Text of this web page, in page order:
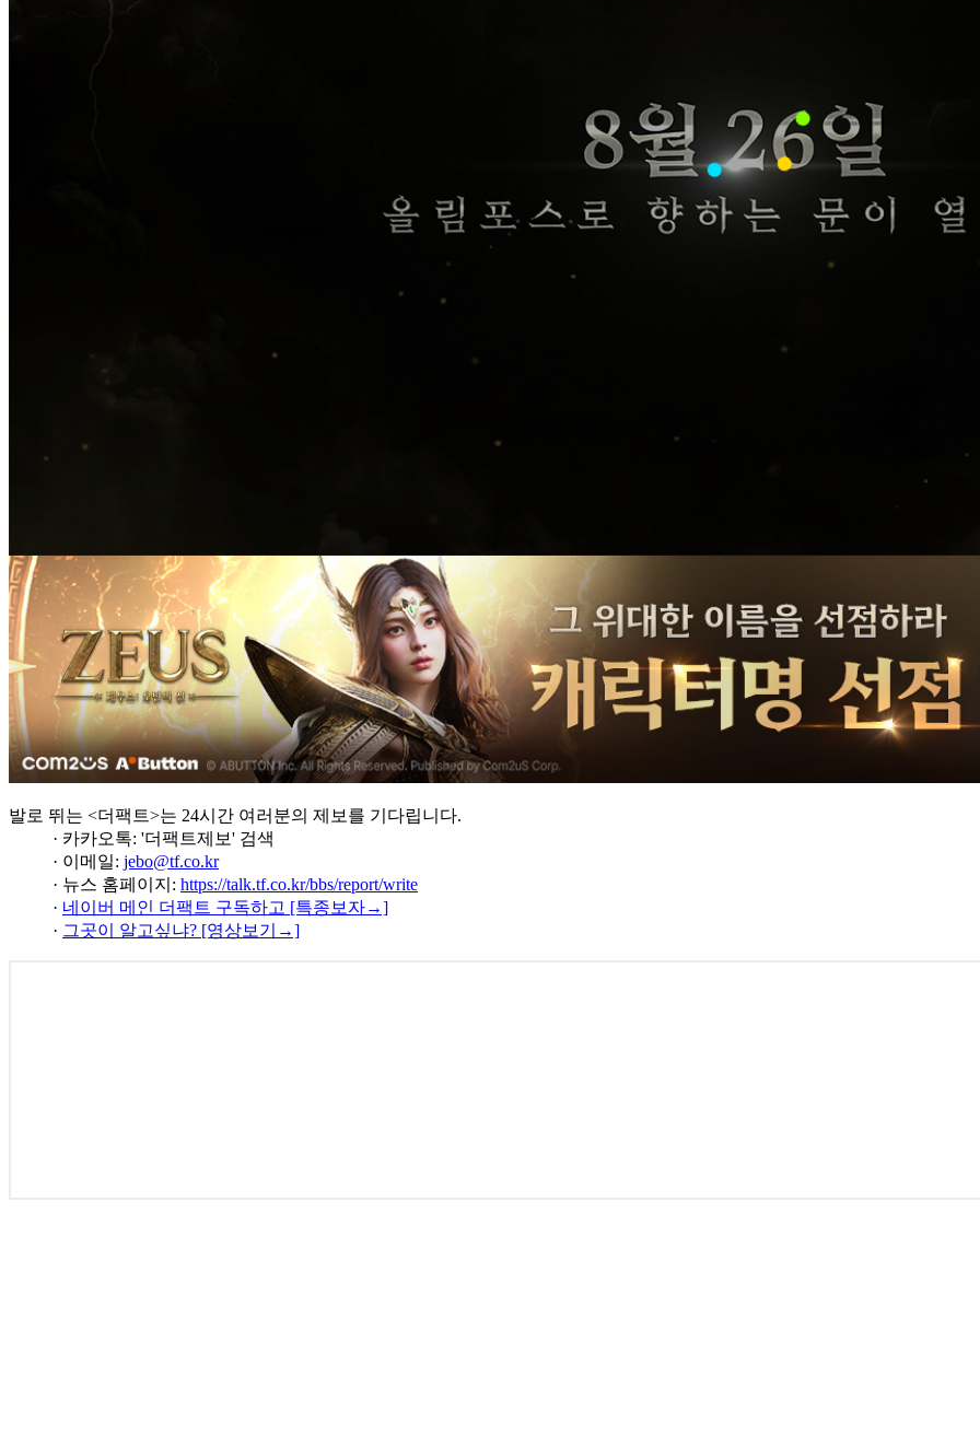
발로 뛰는 <더팩트>는 24시간 여러분의 제보를 기다립니다.
· 카카오톡: '더팩트제보' 검색
· 이메일: jebo@tf.co.kr
· 뉴스 홈페이지: https://talk.tf.co.kr/bbs/report/write
· 네이버 메인 더팩트 구독하고 [특종보자→]
· 그곳이 알고싶냐? [영상보기→]